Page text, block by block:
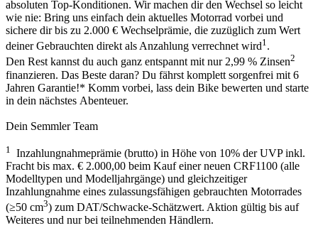
absoluten Top-Konditionen. Wir machen dir den Wechsel so leicht
wie nie: Bring uns einfach dein aktuelles Motorrad vorbei und
sichere dir bis zu 2.000 € Wechselprämie, die zuzüglich zum Wert
deiner Gebrauchten direkt als Anzahlung verrechnet wird1 .
Den Rest kannst du auch ganz entspannt mit nur 2,99 % Zinsen2
finanzieren. Das Beste daran? Du fährst komplett sorgenfrei mit 6
Jahren Garantie!* Komm vorbei, lass dein Bike bewerten und starte
in dein nächstes Abenteuer.
Dein Semmler Team
1
Inzahlungnahmeprämie (brutto) in Höhe von 10% der UVP inkl.
Fracht bis max. € 2.000,00 beim Kauf einer neuen CRF1100 (alle
Modelltypen und Modelljahrgänge) und gleichzeitiger
Inzahlungnahme eines zulassungsfähigen gebrauchten Motorrades
(≥50 cm3) zum DAT/Schwacke-Schätzwert. Aktion gültig bis auf
Weiteres und nur bei teilnehmenden Händlern.